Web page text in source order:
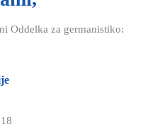
Oddelka za germanistiko: